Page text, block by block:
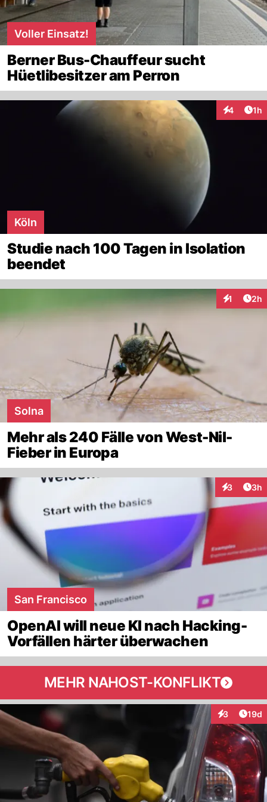
Voller Einsatz!
Berner Bus-Chauffeur sucht
Hüetlibesitzer am Perron
4 1h
Köln
Studie nach 100 Tagen in Isolation
beendet
1 2h
Solna
Mehr als 240 Fälle von West-Nil-
Fieber in Europa
3 3h
San Francisco
OpenAI will neue KI nach Hacking-
Vorfällen härter überwachen
MEHR NAHOST-KONFLIKT
3
Interaktionen
19d